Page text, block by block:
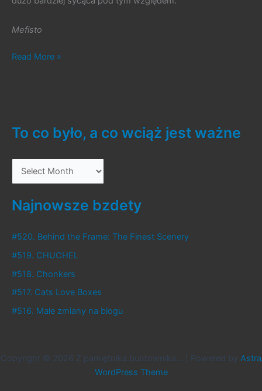
Mefisto
#088.
Read More »
To co było, a co wciąż jest ważne
o
c
b
y
Najnowsze bzdety
#520. Behind the Frame: The Finest Scenery
#519. CHUCHEL
#518. Chonkers
#517. Cats Love Boxes
#516. Małe zmiany na blogu
Copyright © 2026 Z pamiętnika buntownika... | Powered by Astra
WordPress Theme